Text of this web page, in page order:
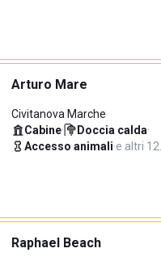
Arturo Mare
Civitanova Marche
Cabine· Doccia calda·
Accesso animali·e altri 12…
Raphael Beach